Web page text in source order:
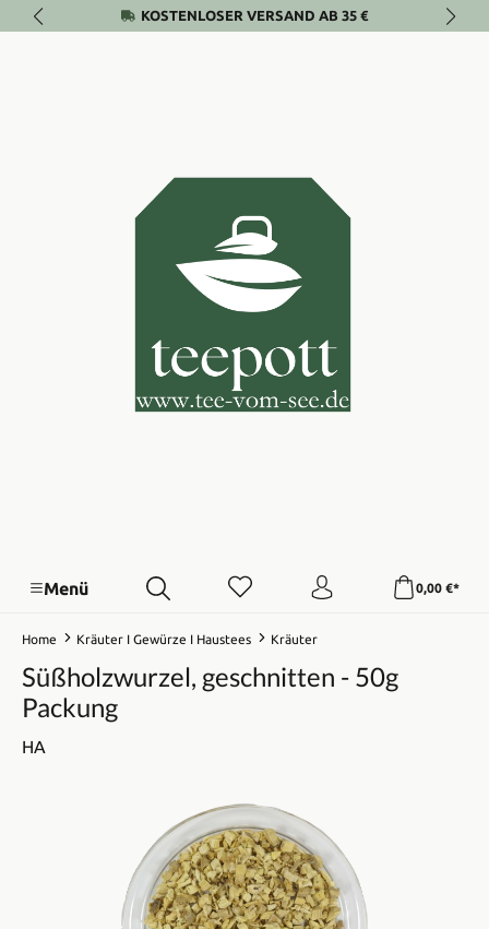
Zum Hauptinhalt springenKOSTENLOSER VERSAND AB 35 €
Menü 0,00 €*
Home Kräuter I Gewürze I Haustees Kräuter
Süßholzwurzel, geschnitten - 50g
Packung
HA
Bildergalerie überspringen